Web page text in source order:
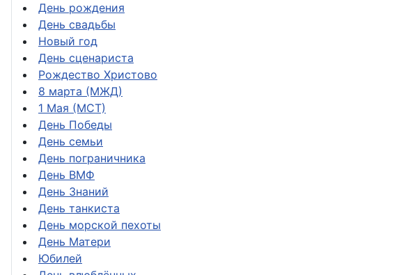
День рождения
День свадьбы
Новый год
День сценариста
Рождество Христово
8 марта (МЖД)
1 Мая (МСТ)
День Победы
День семьи
День пограничника
День ВМФ
День Знаний
День танкиста
День морской пехоты
День Матери
Юбилей